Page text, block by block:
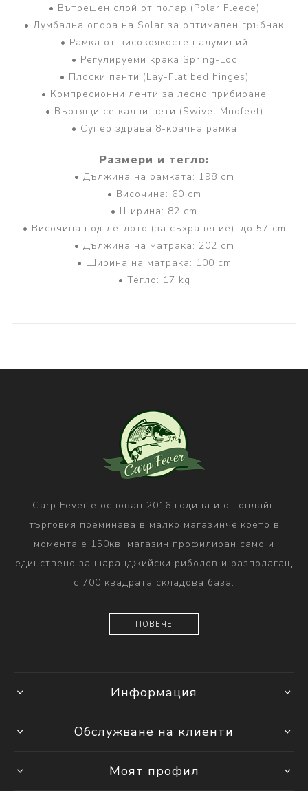
• Вътрешен слой от полар (Polar Fleece)
• Лумбална опора на Solar за оптимален гръбнак
• Рамка от високоякостен алуминий
• Регулируеми крака Spring-Loc
• Плоски панти (Lay-Flat bed hinges)
• Компресионни ленти за лесно прибиране
• Въртящи се кални пети (Swivel Mudfeet)
• Супер здрава 8-крачна рамка
Размери и тегло:
• Дължина на рамката: 198 cm
• Височина: 60 cm
• Ширина: 82 cm
• Височина под леглото (за съхранение): до 57 cm
• Дължина на матрака: 202 cm
• Ширина на матрака: 100 cm
• Тегло: 17 kg
Carp Fever е основан 2016 година и от онлайн
търговия преминава в малко магазинче,което в
момента е 150кв. магазин профилиран само и
единствено за шаранджийски риболов и разполагащ
с 700 квадрата складова база.
ПОВЕЧЕ
Информация
Обслужване на клиенти
Моят профил